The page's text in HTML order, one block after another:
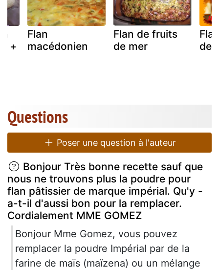
+
Flan
macédonien
Flan de fruits
de mer
de
Questions
Poser une question à l'auteur
Bonjour Très bonne recette sauf que
nous ne trouvons plus la poudre pour
flan pâtissier de marque impérial. Qu'y -
a-t-il d'aussi bon pour la remplacer.
Cordialement MME GOMEZ
Bonjour Mme Gomez, vous pouvez
remplacer la poudre Impérial par de la
farine de maïs (maïzena) ou un mélange